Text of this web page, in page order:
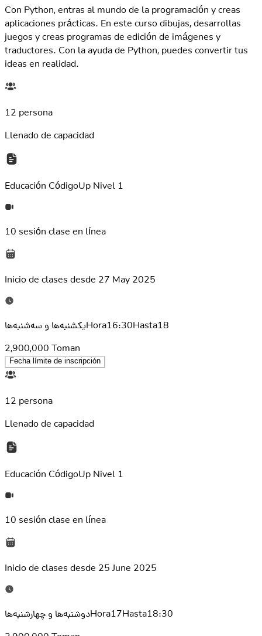
Con Python, entras al mundo de la programación y creas
aplicaciones prácticas. En este curso dibujas, desarrollas
juegos y creas programas de edición de imágenes y
traductores. Con la ayuda de Python, puedes convertir tus
ideas en realidad.
12 persona
Llenado de capacidad
Educación CódigoUp Nivel 1
10 sesión clase en línea
Inicio de clases desde 27 May 2025
یکشنبه‌ها و سه‌شنبه‌هاHora16:30Hasta18
2,900,000 Toman
Fecha límite de inscripción
12 persona
Llenado de capacidad
Educación CódigoUp Nivel 1
10 sesión clase en línea
Inicio de clases desde 25 June 2025
دوشنبه‌ها و چهارشنبه‌هاHora17Hasta18:30